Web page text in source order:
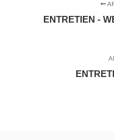
ENTRETIEN -